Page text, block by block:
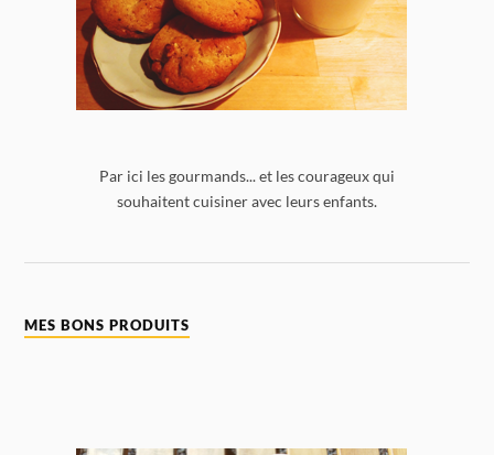
Par ici les gourmands... et les courageux qui
souhaitent cuisiner avec leurs enfants.
MES BONS PRODUITS